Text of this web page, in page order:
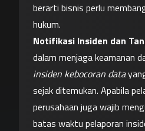
berarti bisnis perlu
hukum.
Notifikasi Insiden dan
insiden kebocoran data
sejak ditemukan. Apabila
perusahaan juga wajib
batas waktu pelaporan